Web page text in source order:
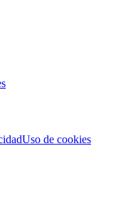
Uso de cookies